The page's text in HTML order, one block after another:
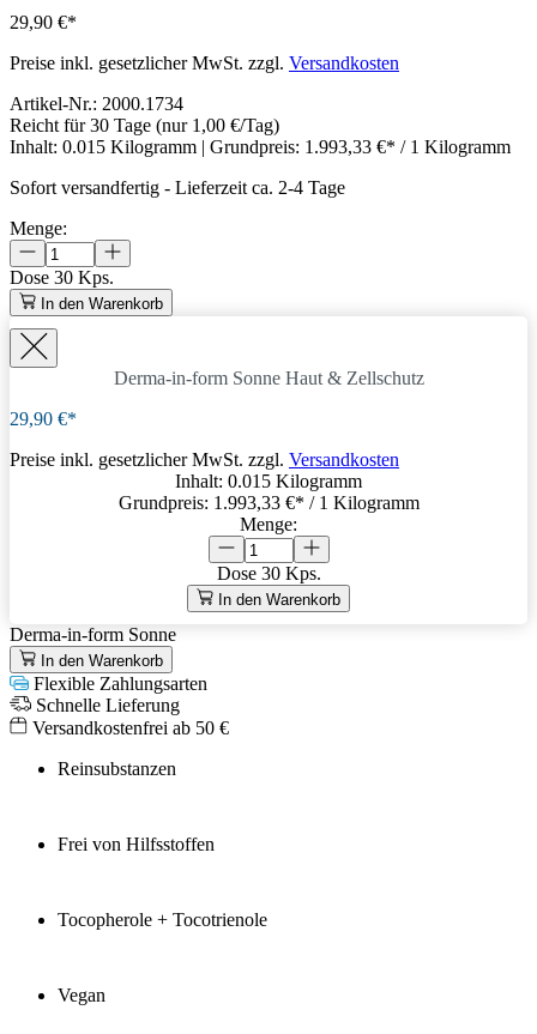
29,90 €*
Preise inkl. gesetzlicher MwSt. zzgl. Versandkosten
Artikel-Nr.: 2000.1734
Reicht für 30 Tage (nur 1,00 €/Tag)
Inhalt: 0.015 Kilogramm | Grundpreis: 1.993,33 €* / 1 Kilogramm
Sofort versandfertig - Lieferzeit ca. 2-4 Tage
Menge:
Dose 30 Kps.
In den Warenkorb
Derma-in-form Sonne Haut & Zellschutz
29,90 €*
Preise inkl. gesetzlicher MwSt. zzgl. Versandkosten
Inhalt: 0.015 Kilogramm
Grundpreis: 1.993,33 €* / 1 Kilogramm
Menge:
Dose 30 Kps.
In den Warenkorb
Derma-in-form Sonne
In den Warenkorb
Flexible Zahlungsarten
Schnelle Lieferung
Versandkostenfrei ab 50 €
Reinsubstanzen
Frei von Hilfsstoffen
Tocopherole + Tocotrienole
Vegan